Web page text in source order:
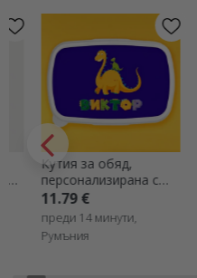
Кутия за обяд,
персонализирана с
име - Дино
11.79 €
преди 14 минути,
Румъния